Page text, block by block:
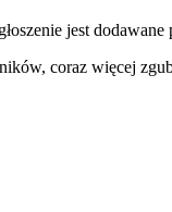
jest
coraz więcej